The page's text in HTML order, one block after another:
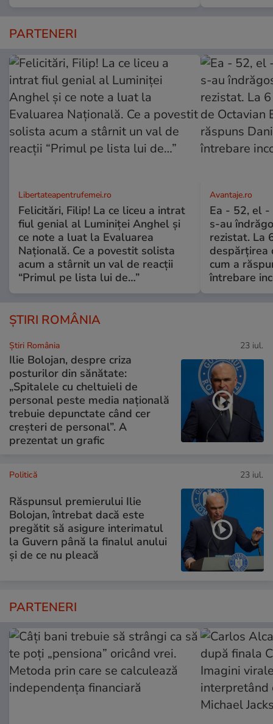
PARTENERI
Libertateapentrufemei.ro
Felicitări, Filip! La ce liceu a intrat
fiul genial al Luminiței Anghel și
ce note a luat la Evaluarea
Națională. Ce a povestit solista
acum a stârnit un val de reacții
“Primul pe lista lui de…”
Avantaje.ro
Ea - 52, el -
s-au
rezistat. La
despărțirea
cum a
întrebare
ȘTIRI ROMÂNIA
Știri România 23 iul.
Ilie Bolojan, despre criza
posturilor din sănătate:
„Spitalele cu cheltuieli de
personal peste media națională
trebuie depunctate când cer
creșteri de personal”. A
prezentat un grafic
Politică 23 iul.
Răspunsul premierului Ilie
Bolojan, întrebat dacă este
pregătit să asigure interimatul
la Guvern până la finalul anului
și de ce nu pleacă
PARTENERI